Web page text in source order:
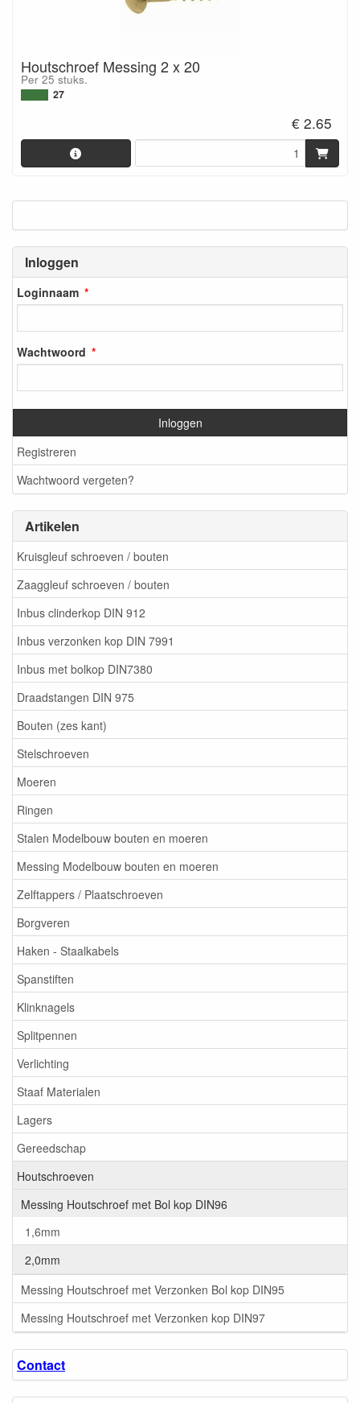
Inloggen
Loginnaam
Wachtwoord
Inloggen
Registreren
Wachtwoord vergeten?
Artikelen
Kruisgleuf schroeven / bouten
Zaaggleuf schroeven / bouten
Inbus clinderkop DIN 912
Inbus verzonken kop DIN 7991
Inbus met bolkop DIN7380
Draadstangen DIN 975
Bouten (zes kant)
Stelschroeven
Moeren
Ringen
Stalen Modelbouw bouten en moeren
Messing Modelbouw bouten en moeren
Zelftappers / Plaatschroeven
Borgveren
Haken - Staalkabels
Spanstiften
Klinknagels
Splitpennen
Verlichting
Staaf Materialen
Lagers
Gereedschap
Houtschroeven
Messing Houtschroef met Bol kop DIN96
1,6mm
2,0mm
Messing Houtschroef met Verzonken Bol kop DIN95
Messing Houtschroef met Verzonken kop DIN97
Contact
Houtschroef Messing 2 x 20
Per 25 stuks.
27
€ 2.65